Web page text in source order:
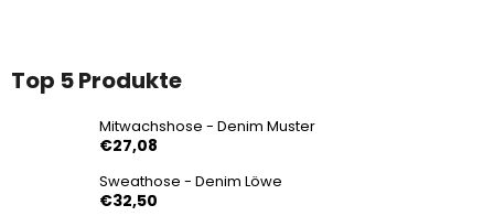
Top 5 Produkte
Mitwachshose - Denim Muster
€27,08
Sweathose - Denim Löwe
€32,50